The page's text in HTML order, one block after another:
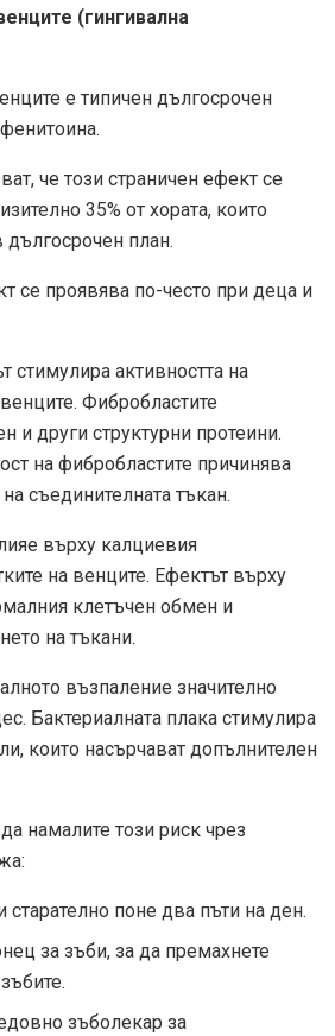
(гингивална
е типичен дългосрочен
че този страничен ефект се
35% от хората, които
план.
се проявява по-често при деца и
стимулира активността на
Фибробластите
и други структурни протеини.
на фибробластите причинява
съединителната тъкан.
върху калциевия
на венците. Ефектът върху
клетъчен обмен и
на тъкани.
възпаление значително
Бактериалната плака стимулира
които насърчават допълнителен
намалите този риск чрез
старателно поне два пъти на ден.
за зъби, за да премахнете
зъболекар за